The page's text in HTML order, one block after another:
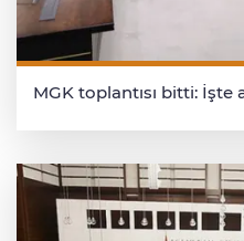
MGK toplantısı bitti: İşte